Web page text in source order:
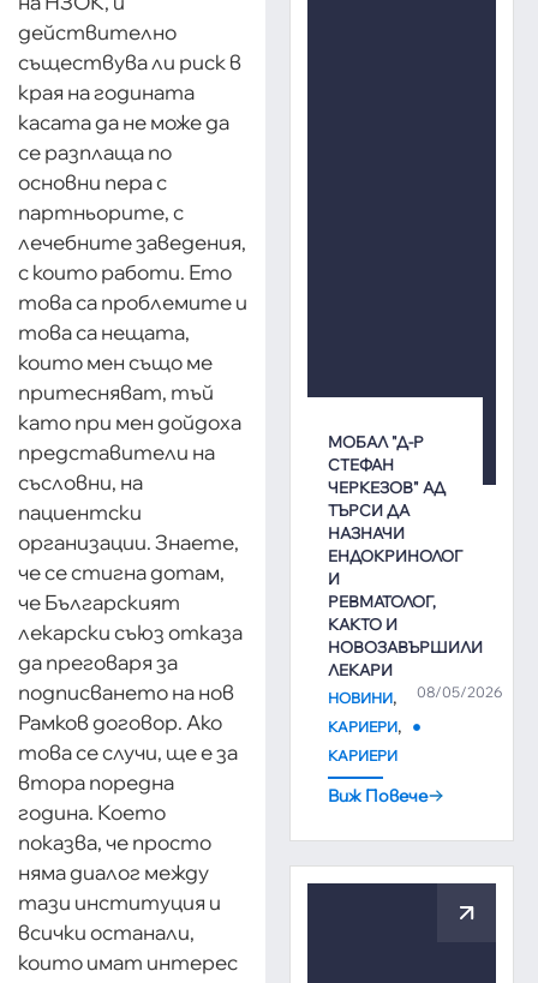
действително
съществува ли риск в
края на годината
касата да не може да
се разплаща по
основни пера с
партньорите, с
лечебните заведения,
с които работи. Ето
това са проблемите и
това са нещата,
които мен също ме
притесняват, тъй
като при мен дойдоха
представители на
съсловни, на
пациентски
организации. Знаете,
че се стигна дотам,
че Българският
лекарски съюз отказа
да преговаря за
подписването на нов
Рамков договор. Ако
това се случи, ще е за
втора поредна
година. Което
показва, че просто
няма диалог между
тази институция и
всички останали,
които имат интерес
МОБАЛ "Д-Р
СТЕФАН
ЧЕРКЕЗОВ" АД
ТЪРСИ ДА
НАЗНАЧИ
ЕНДОКРИНОЛОГ
И
РЕВМАТОЛОГ,
КАКТО И
НОВОЗАВЪРШИЛИ
ЛЕКАРИ
08/05/2026
НОВИНИ,
КАРИЕРИ,
КАРИЕРИ
Виж Повече